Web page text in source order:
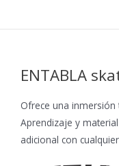
ENTABLA
Ofrece una inmersión
Aprendizaje y
adicional con